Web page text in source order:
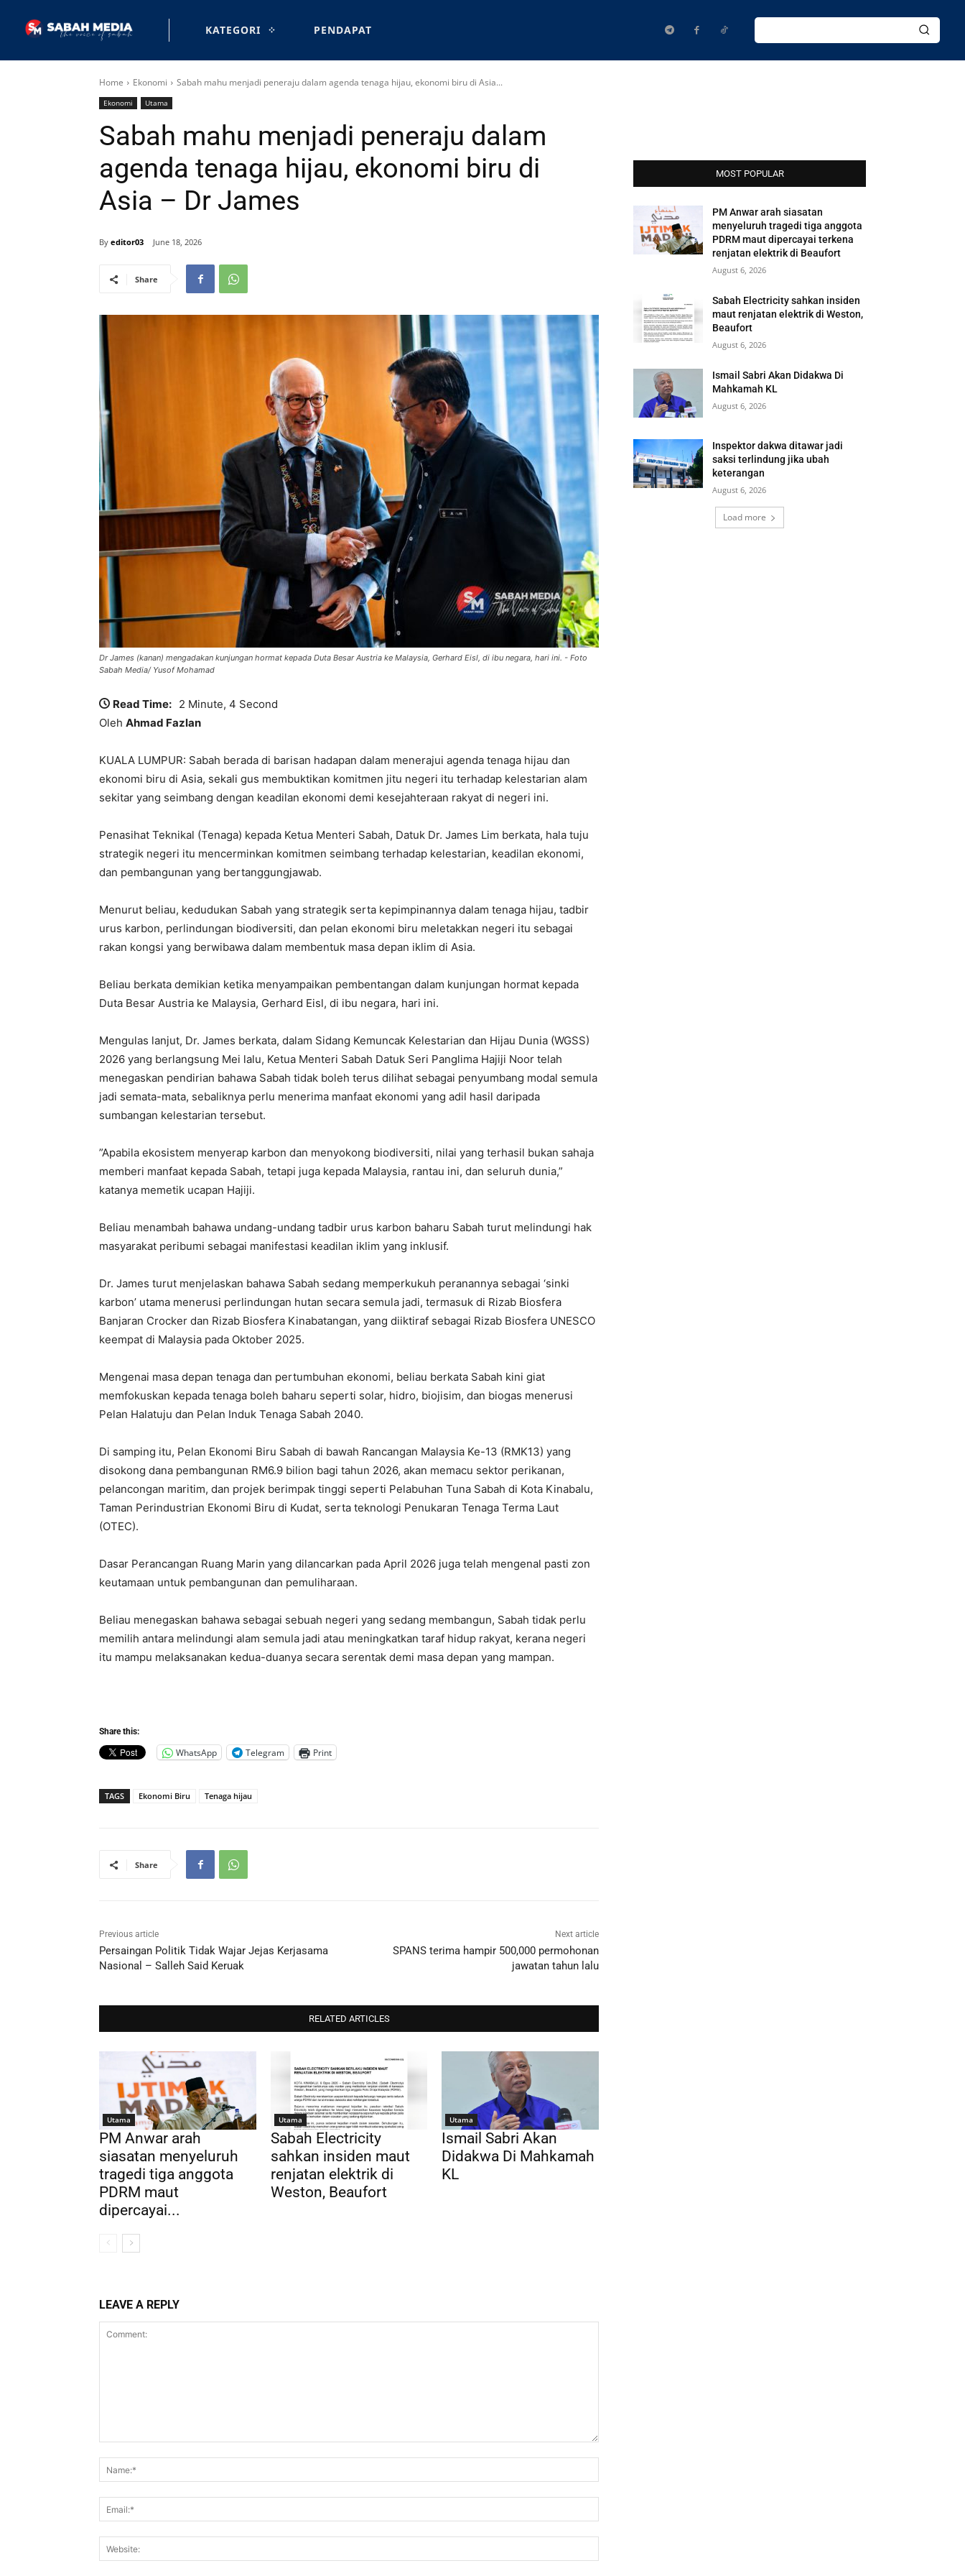
KATEGORI PENDAPAT
Home Ekonomi Sabah mahu menjadi peneraju dalam agenda tenaga hijau, ekonomi biru di Asia...
Ekonomi Utama
Sabah mahu menjadi peneraju dalam
agenda tenaga hijau, ekonomi biru di
Asia – Dr James
By editor03 June 18, 2026
Share
Dr James (kanan) mengadakan kunjungan hormat kepada Duta Besar Austria ke Malaysia, Gerhard Eisl, di ibu negara, hari ini. - Foto
Sabah Media/ Yusof Mohamad
Read Time: 2 Minute, 4 Second
Oleh Ahmad Fazlan
KUALA LUMPUR: Sabah berada di barisan hadapan dalam menerajui agenda tenaga hijau dan
ekonomi biru di Asia, sekali gus membuktikan komitmen jitu negeri itu terhadap kelestarian alam
sekitar yang seimbang dengan keadilan ekonomi demi kesejahteraan rakyat di negeri ini.
​Penasihat Teknikal (Tenaga) kepada Ketua Menteri Sabah, Datuk Dr. James Lim berkata, hala tuju
strategik negeri itu mencerminkan komitmen seimbang terhadap kelestarian, keadilan ekonomi,
dan pembangunan yang bertanggungjawab.
​Menurut beliau, kedudukan Sabah yang strategik serta kepimpinannya dalam tenaga hijau, tadbir
urus karbon, perlindungan biodiversiti, dan pelan ekonomi biru meletakkan negeri itu sebagai
rakan kongsi yang berwibawa dalam membentuk masa depan iklim di Asia.
​Beliau berkata demikian ketika menyampaikan pembentangan dalam kunjungan hormat kepada
Duta Besar Austria ke Malaysia, Gerhard Eisl, di ibu negara, hari ini.
​Mengulas lanjut, Dr. James berkata, dalam Sidang Kemuncak Kelestarian dan Hijau Dunia (WGSS)
2026 yang berlangsung Mei lalu, Ketua Menteri Sabah Datuk Seri Panglima Hajiji Noor telah
menegaskan pendirian bahawa Sabah tidak boleh terus dilihat sebagai penyumbang modal semula
jadi semata-mata, sebaliknya perlu menerima manfaat ekonomi yang adil hasil daripada
sumbangan kelestarian tersebut.
​”Apabila ekosistem menyerap karbon dan menyokong biodiversiti, nilai yang terhasil bukan sahaja
memberi manfaat kepada Sabah, tetapi juga kepada Malaysia, rantau ini, dan seluruh dunia,”
katanya memetik ucapan Hajiji.
Beliau menambah bahawa undang-undang tadbir urus karbon baharu Sabah turut melindungi hak
masyarakat peribumi sebagai manifestasi keadilan iklim yang inklusif.
​Dr. James turut menjelaskan bahawa Sabah sedang memperkukuh peranannya sebagai ‘sinki
karbon’ utama menerusi perlindungan hutan secara semula jadi, termasuk di Rizab Biosfera
Banjaran Crocker dan Rizab Biosfera Kinabatangan, yang diiktiraf sebagai Rizab Biosfera UNESCO
keempat di Malaysia pada Oktober 2025.
​Mengenai masa depan tenaga dan pertumbuhan ekonomi, beliau berkata Sabah kini giat
memfokuskan kepada tenaga boleh baharu seperti solar, hidro, biojisim, dan biogas menerusi
Pelan Halatuju dan Pelan Induk Tenaga Sabah 2040.
​Di samping itu, Pelan Ekonomi Biru Sabah di bawah Rancangan Malaysia Ke-13 (RMK13) yang
disokong dana pembangunan RM6.9 bilion bagi tahun 2026, akan memacu sektor perikanan,
pelancongan maritim, dan projek berimpak tinggi seperti Pelabuhan Tuna Sabah di Kota Kinabalu,
Taman Perindustrian Ekonomi Biru di Kudat, serta teknologi Penukaran Tenaga Terma Laut
(OTEC).
​Dasar Perancangan Ruang Marin yang dilancarkan pada April 2026 juga telah mengenal pasti zon
keutamaan untuk pembangunan dan pemuliharaan.
​Beliau menegaskan bahawa sebagai sebuah negeri yang sedang membangun, Sabah tidak perlu
memilih antara melindungi alam semula jadi atau meningkatkan taraf hidup rakyat, kerana negeri
itu mampu melaksanakan kedua-duanya secara serentak demi masa depan yang mampan.
Share this:
WhatsApp Telegram Print
TAGS Ekonomi Biru Tenaga hijau
Share
Previous article
Persaingan Politik Tidak Wajar Jejas Kerjasama
Nasional – Salleh Said Keruak
Next article
SPANS terima hampir 500,000 permohonan
jawatan tahun lalu
RELATED ARTICLES
Utama
PM Anwar arah
siasatan menyeluruh
tragedi tiga anggota
PDRM maut
dipercayai...
Utama
Sabah Electricity
sahkan insiden maut
renjatan elektrik di
Weston, Beaufort
Utama
Ismail Sabri Akan
Didakwa Di Mahkamah
KL
LEAVE A REPLY
MOST POPULAR
PM Anwar arah siasatan
menyeluruh tragedi tiga anggota
PDRM maut dipercayai terkena
renjatan elektrik di Beaufort
August 6, 2026
Sabah Electricity sahkan insiden
maut renjatan elektrik di Weston,
Beaufort
August 6, 2026
Ismail Sabri Akan Didakwa Di
Mahkamah KL
August 6, 2026
Inspektor dakwa ditawar jadi
saksi terlindung jika ubah
keterangan
August 6, 2026
Load more